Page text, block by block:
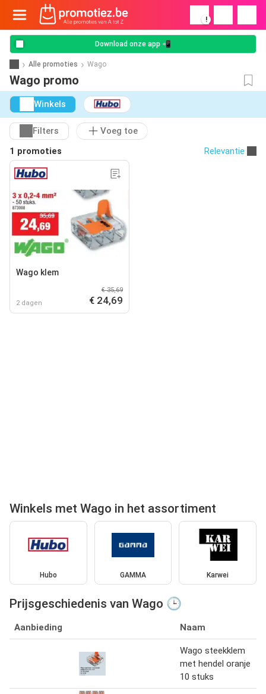
!
Download onze app 📲
Alle promoties Wago
Wago promo
Winkels
Filters
Voeg toe
1 promoties
Relevantie
Wago klem
2 dagen
€ 35,69
€ 24,69
Winkels met Wago in het assortiment
Hubo GAMMA Karwei
Prijsgeschiedenis van Wago 🕒
Aanbieding Naam
Wago steekklem
met hendel oranje
10 stuks